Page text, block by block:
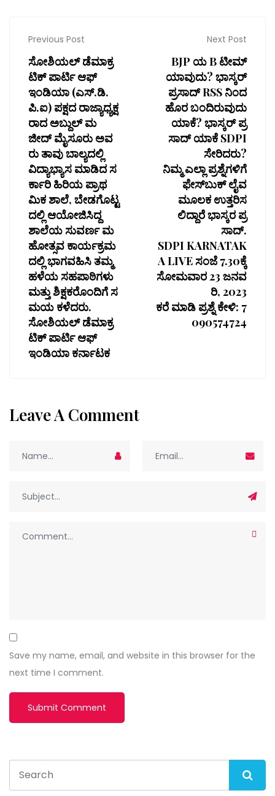
Previous Post
ಸೋಶಿಯಲ್ ಡೆಮಾಕ್ರ
ಟಿಕ್ ಪಾರ್ಟಿ ಆಫ್
ಇಂಡಿಯಾ (ಎಸ್.ಡಿ.
ಪಿ.ಐ) ಪಕ್ಷದ ರಾಜ್ಯಾಧ್ಯಕ್ಷ
ರಾದ ಅಬ್ದುಲ್ ಮ
ಜೀದ್ ಮೈಸೂರು ಅವ
ರು ತಾವು ಬಾಲ್ಯದಲ್ಲಿ
ವಿದ್ಯಾಭ್ಯಾಸ ಮಾಡಿದ ಸ
ರ್ಕಾರಿ ಹಿರಿಯ ಪ್ರಾಥ
ಮಿಕ ಶಾಲೆ, ಬೇಡಗೊಟ್ಟ
ದಲ್ಲಿ ಆಯೋಜಿಸಿದ್ದ
ಶಾಲೆಯ ಸುವರ್ಣ ಮ
ಹೋತ್ಸವ ಕಾರ್ಯಕ್ರಮ
ದಲ್ಲಿ ಭಾಗವಹಿಸಿ ತಮ್ಮ
ಹಳೆಯ ಸಹಪಾಠಿಗಳು
ಮತ್ತು ಶಿಕ್ಷಕರೊಂದಿಗೆ ಸ
ಮಯ ಕಳೆದರು.
ಸೋಶಿಯಲ್ ಡೆಮಾಕ್ರ
ಟಿಕ್ ಪಾರ್ಟಿ ಆಫ್
ಇಂಡಿಯಾ ಕರ್ನಾಟಕ
Next Post
BJP ಯ B ಟೀಮ್
ಯಾವುದು? ಭಾಸ್ಕರ್
ಪ್ರಸಾದ್ RSS ನಿಂದ
ಹೊರ ಬಂದಿರುವುದು
ಯಾಕೆ? ಭಾಸ್ಕರ್ ಪ್ರ
ಸಾದ್ ಯಾಕೆ SDPI
ಸೇರಿದರು?
ನಿಮ್ಮ ಎಲ್ಲಾ ಪ್ರಶ್ನೆಗಳಿಗೆ
ಫೇಸ್‌ಬುಕ್ ಲೈವ
ಮೂಲಕ ಉತ್ತರಿಸ
ಲಿದ್ದಾರೆ ಭಾಸ್ಕರ ಪ್ರ
ಸಾದ್.
SDPI KARNATAK
A LIVE ಸಂಜೆ 7.30ಕ್ಕೆ
ಸೋಮವಾರ 23 ಜನವ
ರಿ, 2023
ಕರೆ ಮಾಡಿ ಪ್ರಶ್ನೆ ಕೇಳಿ: 7
090574724
Leave A Comment
Save my name, email, and website in this browser for the
next time I comment.